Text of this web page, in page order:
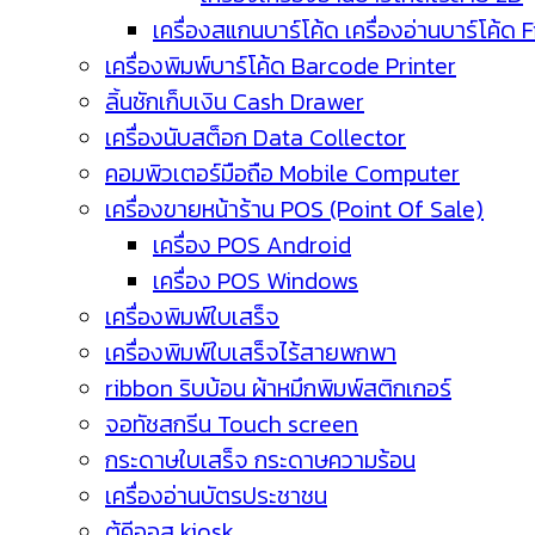
เครื่องสแกนบาร์โค้ด เครื่องอ่านบาร์โค้ด
เครื่องพิมพ์บาร์โค้ด Barcode Printer
ลิ้นชักเก็บเงิน Cash Drawer
เครื่องนับสต็อก Data Collector
คอมพิวเตอร์มือถือ Mobile Computer
เครื่องขายหน้าร้าน POS (Point Of Sale)
เครื่อง POS Android
เครื่อง POS Windows
เครื่องพิมพ์ใบเสร็จ
เครื่องพิมพ์ใบเสร็จไร้สายพกพา
ribbon ริบบ้อน ผ้าหมึกพิมพ์สติกเกอร์
จอทัชสกรีน Touch screen
กระดาษใบเสร็จ กระดาษความร้อน
เครื่องอ่านบัตรประชาชน